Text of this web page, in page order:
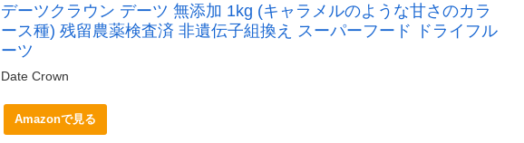
デーツクラウン デーツ 無添加 1kg (キャラメルのような甘さのカラ
ース種) 残留農薬検査済 非遺伝子組換え スーパーフード ドライフル
ーツ
Date Crown
Amazonで見る